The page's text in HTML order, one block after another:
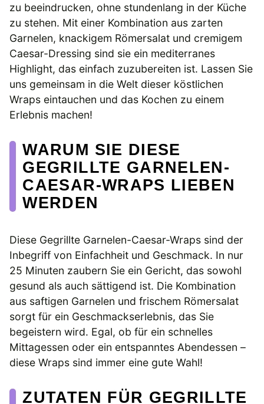
zu beeindrucken, ohne stundenlang in der Küche
zu stehen. Mit einer Kombination aus zarten
Garnelen, knackigem Römersalat und cremigem
Caesar-Dressing sind sie ein mediterranes
Highlight, das einfach zuzubereiten ist. Lassen Sie
uns gemeinsam in die Welt dieser köstlichen
Wraps eintauchen und das Kochen zu einem
Erlebnis machen!
WARUM SIE DIESE
GEGRILLTE GARNELEN-
CAESAR-WRAPS LIEBEN
WERDEN
Diese Gegrillte Garnelen-Caesar-Wraps sind der
Inbegriff von Einfachheit und Geschmack. In nur
25 Minuten zaubern Sie ein Gericht, das sowohl
gesund als auch sättigend ist. Die Kombination
aus saftigen Garnelen und frischem Römersalat
sorgt für ein Geschmackserlebnis, das Sie
begeistern wird. Egal, ob für ein schnelles
Mittagessen oder ein entspanntes Abendessen –
diese Wraps sind immer eine gute Wahl!
ZUTATEN FÜR GEGRILLTE